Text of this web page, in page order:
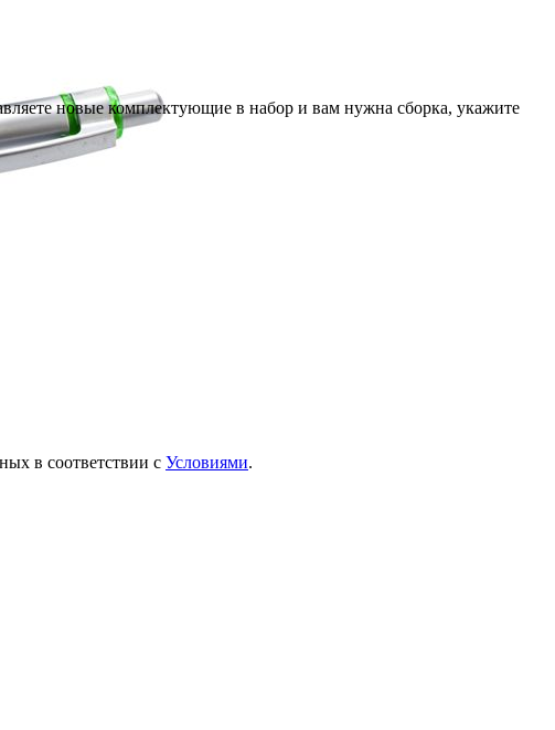
новые комплектующие в набор и вам нужна сборка, укажите
в соответствии с Условиями.